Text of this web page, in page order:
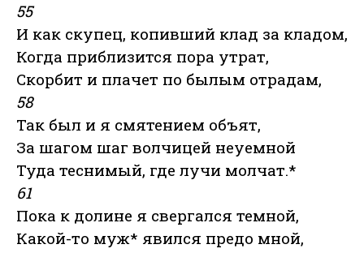
55
И как скупец, копивший клад за кладом,
Когда приблизится пора утрат,
Скорбит и плачет по былым отрадам,
58
Так был и я смятением объят,
За шагом шаг волчицей неуемной
Туда теснимый, где лучи молчат.*
61
Пока к долине я свергался темной,
Какой-то муж* явился предо мной,